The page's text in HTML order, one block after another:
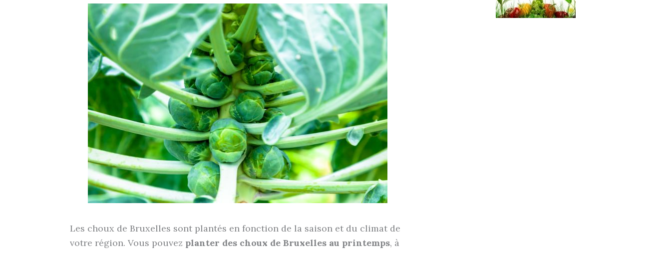
Les choux de Bruxelles sont plantés en fonction de la saison et du climat de
votre région. Vous pouvez planter des choux de Bruxelles au printemps, à